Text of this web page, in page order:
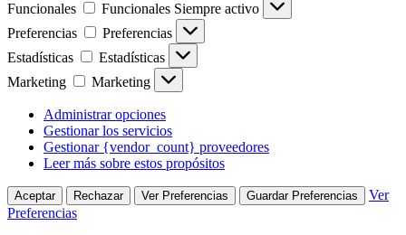
Funcionales
Funcionales Siempre activo
Preferencias
Preferencias
Estadísticas
Estadísticas
Marketing
Marketing
Administrar opciones
Gestionar los servicios
Gestionar {vendor_count} proveedores
Leer más sobre estos propósitos
Aceptar Rechazar Ver Preferencias Guardar Preferencias
Ver
Preferencias